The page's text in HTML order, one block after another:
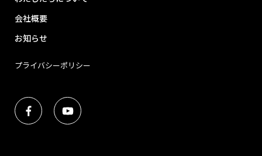
会社概要
お知らせ
プライバシーポリシー